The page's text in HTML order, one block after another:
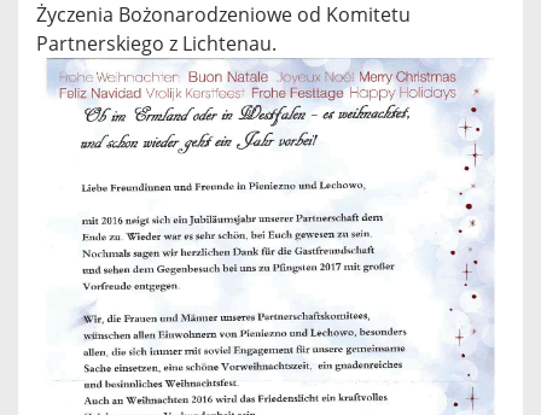
Życzenia Bożonarodzeniowe od Komitetu
Partnerskiego z Lichtenau.